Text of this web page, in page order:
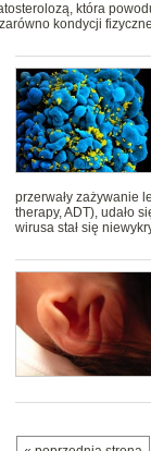
która
kondycji
przerwały zażywanie
therapy, ADT), udało
wirusa stał się